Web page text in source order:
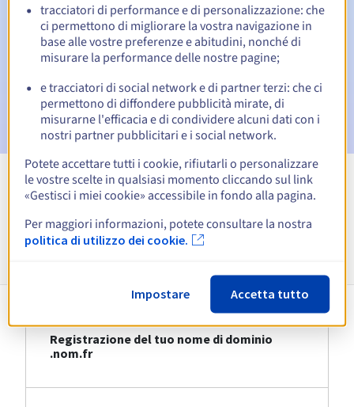
scadenza
Email il giorno della scadenzaper notificare la
sospensione del nome di dominio
Email dopo il Redemption Grace Periodper notificare la
cancellazione del nome di dominio
Visualizza tutte le estensioni
Informazioni su .nom.fr
Registrazione del tuo nome di dominio
.nom.fr
tracciatori di performance e di personalizzazione: che
ci permettono di migliorare la vostra navigazione in
base alle vostre preferenze e abitudini, nonché di
misurare la performance delle nostre pagine;
e tracciatori di social network e di partner terzi: che ci
permettono di diffondere pubblicità mirate, di
misurarne l'efficacia e di condividere alcuni dati con i
nostri partner pubblicitari e i social network.
Potete accettare tutti i cookie, rifiutarli o personalizzare
le vostre scelte in qualsiasi momento cliccando sul link
«Gestisci i miei cookie» accessibile in fondo alla pagina.
Per maggiori informazioni, potete consultare la nostra
politica di utilizzo dei cookie.
Impostare Accetta tutto